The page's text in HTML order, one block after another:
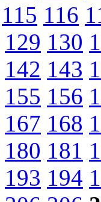
115 116
129 130
142 143
155 156
167 168
180 181
193 194